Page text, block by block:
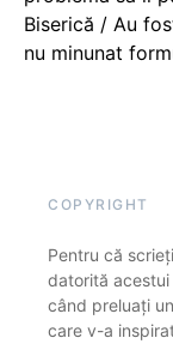
Biserică / Au
nu minunat
COPYRIGHT
Pentru că
datorită
când preluați
care v-a